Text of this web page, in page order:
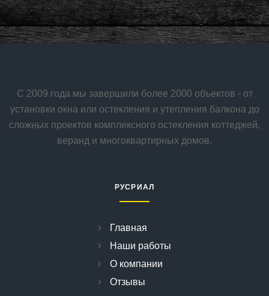
С 2009 года мы завершили более 2000 объектов - от
установки окна или остекления и утепления балкона до
сложных проектов комплексного остекления коттеджей,
веранд и многоквартирных домов.
РУСРИАЛ
Главная
Наши работы
О компании
Отзывы